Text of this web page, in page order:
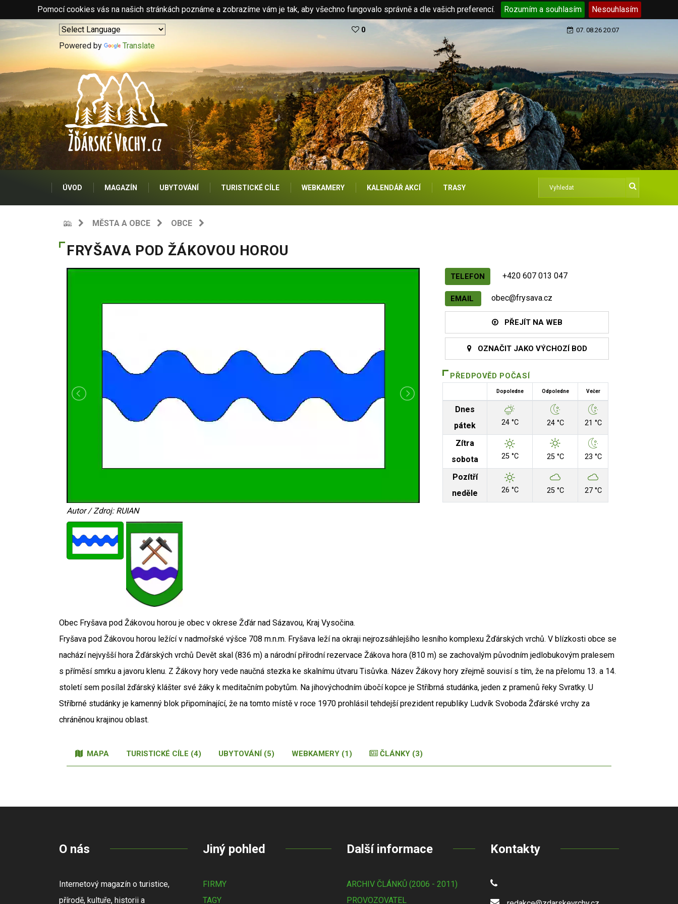
Pomocí cookies vás na našich stránkách poznáme a zobrazíme vám je tak, aby všechno fungovalo správně a dle vašich preferencí. Rozumím a souhlasím Nesouhlasím
Powered by Translate
0 07. 08.26 20:07
ÚVOD MAGAZÍN UBYTOVÁNÍ TURISTICKÉ CÍLE WEBKAMERY KALENDÁŘ AKCÍ TRASY
MĚSTA A OBCE OBCE
FRYŠAVA POD ŽÁKOVOU HOROU
Autor / Zdroj: RUIAN
TELEFON +420 607 013 047
EMAIL obec@frysava.cz
PŘEJÍT NA WEB
OZNAČIT JAKO VÝCHOZÍ BOD
PŘEDPOVĚD POČASÍ
Dopoledne Odpoledne Večer
Dnes
pátek
24 °C 24 °C 21 °C
Zítra
sobota
25 °C 25 °C 23 °C
Pozítří
neděle
26 °C 25 °C 27 °C
Obec Fryšava pod Žákovou horou je obec v okrese Žďár nad Sázavou, Kraj Vysočina.
Fryšava pod Žákovou horou ležící v nadmořské výšce 708 m.n.m. Fryšava leží na okraji nejrozsáhlejšího lesního komplexu Žďárských vrchů. V blízkosti obce se
nachází nejvyšší hora Žďárských vrchů Devět skal (836 m) a národní přírodní rezervace Žákova hora (810 m) se zachovalým původním jedlobukovým pralesem
s příměsí smrku a javoru klenu. Z Žákovy hory vede naučná stezka ke skalnímu útvaru Tisůvka. Název Žákovy hory zřejmě souvisí s tím, že na přelomu 13. a 14.
století sem posílal žďárský klášter své žáky k meditačním pobytům. Na jihovýchodním úbočí kopce je Stříbrná studánka, jeden z pramenů řeky Svratky. U
Stříbrné studánky je kamenný blok připomínající, že na tomto místě v roce 1970 prohlásil tehdejší prezident republiky Ludvík Svoboda Žďárské vrchy za
chráněnou krajinou oblast.
MAPA TURISTICKÉ CÍLE (4) UBYTOVÁNÍ (5) WEBKAMERY (1) ČLÁNKY (3)
O nás
Internetový magazín o turistice,
přírodě, kultuře, historii a
Jiný pohled
FIRMY
TAGY
Další informace
ARCHIV ČLÁNKŮ (2006 - 2011)
PROVOZOVATEL
Kontakty